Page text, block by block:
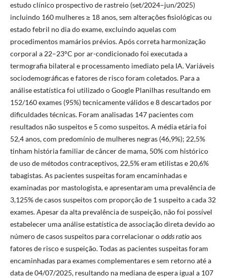
estudo clínico prospectivo de rastreio (set/2024–jun/2025)
incluindo 160 mulheres ≥ 18 anos, sem alterações fisiológicas ou
estado febril no dia do exame, excluindo aquelas com
procedimentos mamários prévios. Após correta harmonização
corporal a 22–23°C por ar-condicionado foi executada a
termografia bilateral e processamento imediato pela IA. Variáveis
sociodemográficas e fatores de risco foram coletados. Para a
análise estatística foi utilizado o Google Planilhas resultando em
152/160 exames (95%) tecnicamente válidos e 8 descartados por
dificuldades técnicas. Foram analisadas 147 pacientes com
resultados não suspeitos e 5 como suspeitos. A média etária foi
52,4 anos, com predomínio de mulheres negras (46,9%); 22,5%
tinham história familiar de câncer de mama, 50% com histórico
de uso de métodos contraceptivos, 22,5% eram etilistas e 20,6%
tabagistas. As pacientes suspeitas foram encaminhadas e
examinadas por mastologista, e apresentaram uma prevalência de
3,125% de casos suspeitos com proporção de 1 suspeito a cada 32
exames. Apesar da alta prevalência de suspeição, não foi possível
estabelecer uma análise estatística de associação direta devido ao
número de casos suspeitos para correlacionar oodds ratioaos
fatores de risco e suspeição. Todas as pacientes suspeitas foram
encaminhadas para exames complementares e sem retorno até a
data de 04/07/2025, resultando na mediana de espera igual a 107